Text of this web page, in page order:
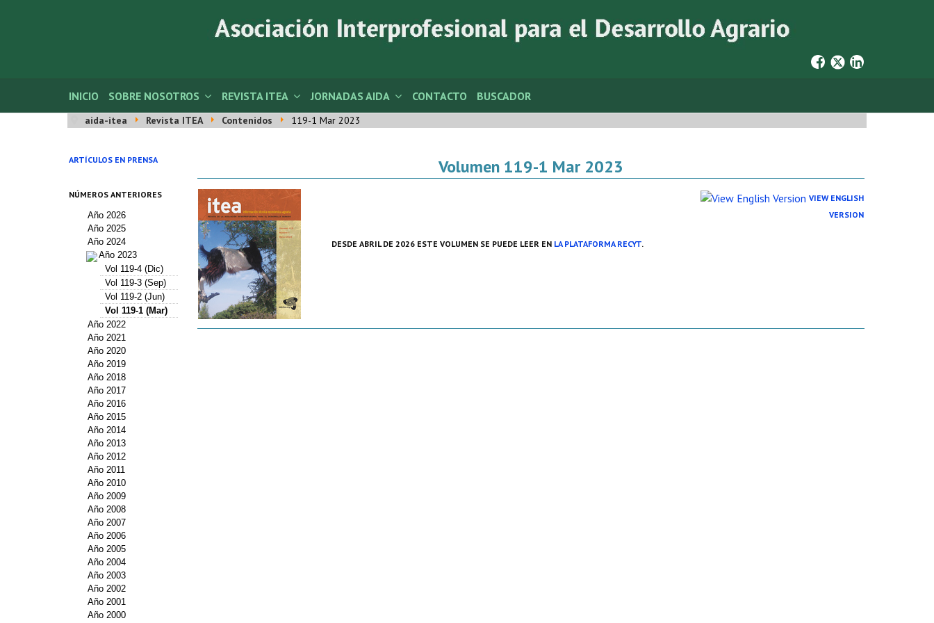
INICIO SOBRE NOSOTROS REVISTA ITEA JORNADAS AIDA CONTACTO BUSCADOR
aida-itea Revista ITEA Contenidos 119-1 Mar 2023
ARTÍCULOS EN PRENSA
NÚMEROS ANTERIORES
Año 2026
Año 2025
Año 2024
Año 2023
Vol 119-4 (Dic)
Vol 119-3 (Sep)
Vol 119-2 (Jun)
Vol 119-1 (Mar)
Año 2022
Año 2021
Año 2020
Año 2019
Año 2018
Año 2017
Año 2016
Año 2015
Año 2014
Año 2013
Año 2012
Año 2011
Año 2010
Año 2009
Año 2008
Año 2007
Año 2006
Año 2005
Año 2004
Año 2003
Año 2002
Año 2001
Año 2000
Volumen 119-1 Mar 2023
DESDE ABRIL DE 2026 ESTE VOLUMEN SE PUEDE LEER EN LA PLATAFORMA RECYT.
VIEW ENGLISH
VERSION